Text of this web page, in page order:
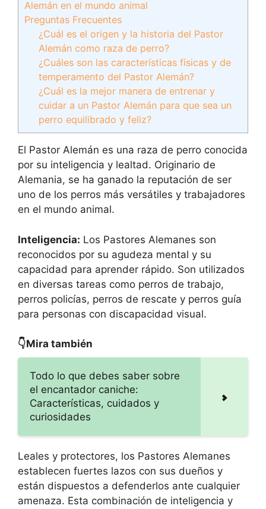
Alemán en el mundo animal
Preguntas Frecuentes
¿Cuál es el origen y la historia del Pastor
Alemán como raza de perro?
¿Cuáles son las características físicas y de
temperamento del Pastor Alemán?
¿Cuál es la mejor manera de entrenar y
cuidar a un Pastor Alemán para que sea un
perro equilibrado y feliz?
El Pastor Alemán es una raza de perro conocida
por su inteligencia y lealtad. Originario de
Alemania, se ha ganado la reputación de ser
uno de los perros más versátiles y trabajadores
en el mundo animal.
Inteligencia: Los Pastores Alemanes son
reconocidos por su agudeza mental y su
capacidad para aprender rápido. Son utilizados
en diversas tareas como perros de trabajo,
perros policías, perros de rescate y perros guía
para personas con discapacidad visual.
👇Mira también
Todo lo que debes saber sobre
el encantador caniche:
Características, cuidados y
curiosidades
Leales y protectores, los Pastores Alemanes
establecen fuertes lazos con sus dueños y
están dispuestos a defenderlos ante cualquier
amenaza. Esta combinación de inteligencia y